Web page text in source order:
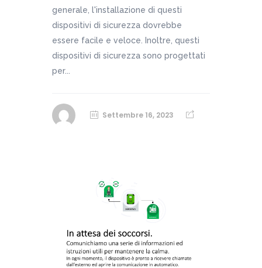
generale, l'installazione di questi
dispositivi di sicurezza dovrebbe
essere facile e veloce. Inoltre, questi
dispositivi di sicurezza sono progettati
per...
Settembre 16, 2023